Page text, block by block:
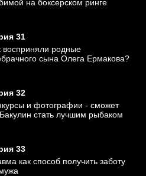
на боксерском ринге
31
восприняли родные
сына Олега Ермакова?
32
и фотографии - сможет
стать лучшим рыбаком
33
как способ получить заботу